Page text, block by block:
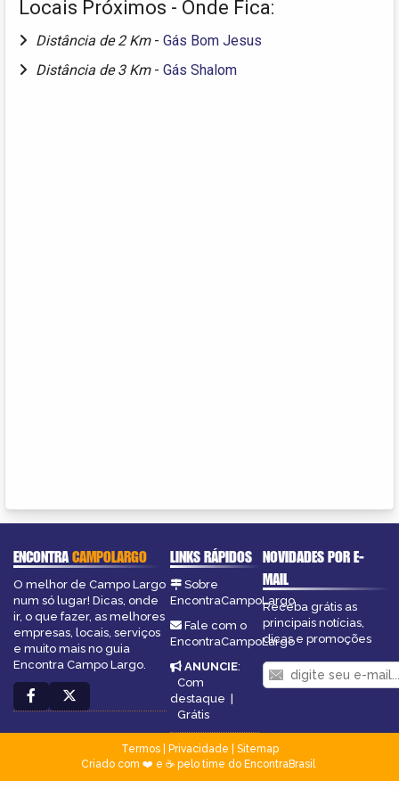
Locais Próximos - Onde Fica:
Distância de 2 Km - Gás Bom Jesus
Distância de 3 Km - Gás Shalom
ENCONTRACAMPOLARGO
O melhor de Campo Largo
num só lugar! Dicas, onde
ir, o que fazer, as melhores
empresas, locais, serviços
e muito mais no guia
Encontra Campo Largo.
LINKS RÁPIDOS
Sobre
EncontraCampoLargo
Fale com o
EncontraCampoLargo
ANUNCIE:
Com
destaque |
Grátis
NOVIDADES POR E-
MAIL
Receba grátis as
principais notícias,
dicas e promoções
Termos| Privacidade
Sitemap
Criado com ❤️ e ☕ pelo time do EncontraBrasil